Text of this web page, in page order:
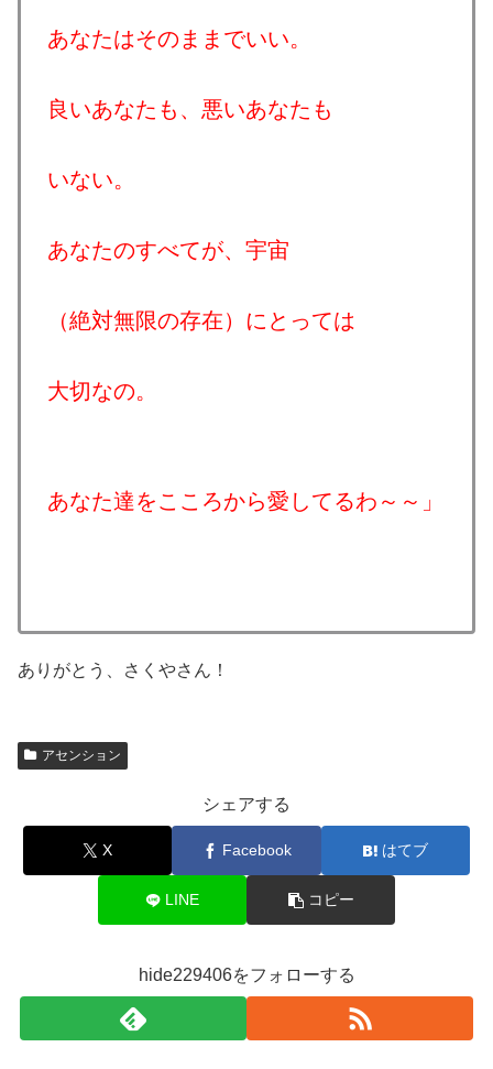
あなたはそのままでいい。
良いあなたも、悪いあなたも
いない。
あなたのすべてが、宇宙
（絶対無限の存在）にとっては
大切なの。
あなた達をこころから愛してるわ～～」
ありがとう、さくやさん！
アセンション
シェアする
X Facebook はてブ
LINE コピー
hide229406をフォローする